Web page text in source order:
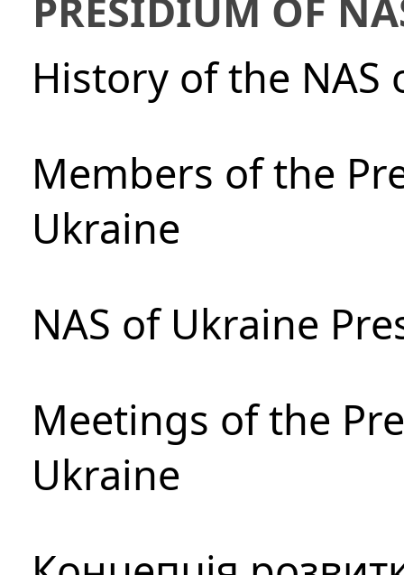
PRESIDIUM OF
History of the NAS
Members of the
Ukraine
NAS of Ukraine
Meetings of the
Ukraine